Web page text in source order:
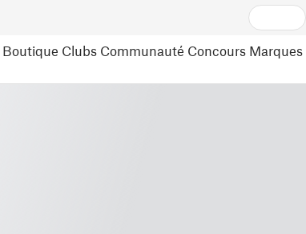
Boutique Clubs Communauté Concours Marques